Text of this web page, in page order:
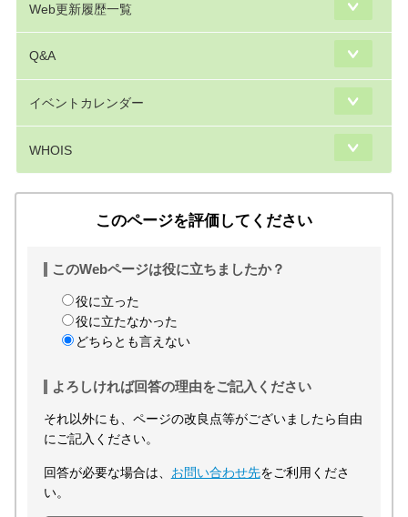
Web更新履歴一覧
Q&A
イベントカレンダー
WHOIS
このページを評価してください
このWebページは役に立ちましたか？
役に立った
役に立たなかった
どちらとも言えない
よろしければ回答の理由をご記入ください
それ以外にも、ページの改良点等がございましたら自由
にご記入ください。
回答が必要な場合は、 お問い合わせ先をご利用くださ
い。